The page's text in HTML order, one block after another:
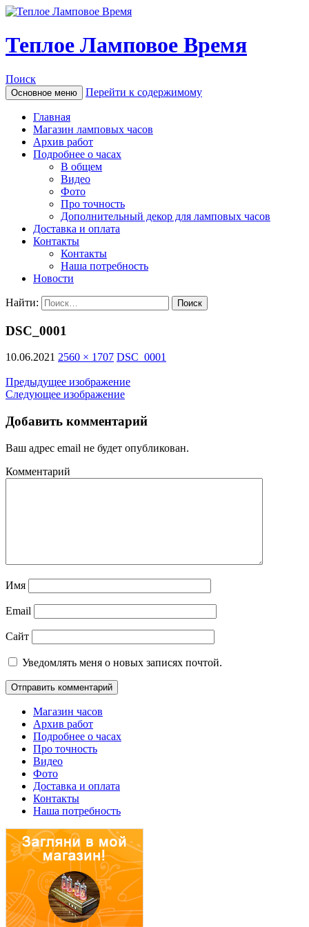
Теплое Ламповое Время
Поиск
Основное меню Перейти к содержимому
Главная
Магазин ламповых часов
Архив работ
Подробнее о часах
В общем
Видео
Фото
Про точность
Дополнительный декор для ламповых часов
Доставка и оплата
Контакты
Контакты
Наша потребность
Новости
Найти:
DSC_0001
10.06.2021 2560 × 1707 DSC_0001
Предыдущее изображение
Следующее изображение
Добавить комментарий
Ваш адрес email не будет опубликован.
Комментарий
Имя
Email
Сайт
Уведомлять меня о новых записях почтой.
Магазин часов
Архив работ
Подробнее о часах
Про точность
Видео
Фото
Доставка и оплата
Контакты
Наша потребность